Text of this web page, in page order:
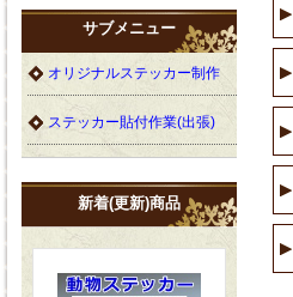
サブメニュー
オリジナルステッカー制作
ステッカー貼付作業(出張)
新着(更新)商品